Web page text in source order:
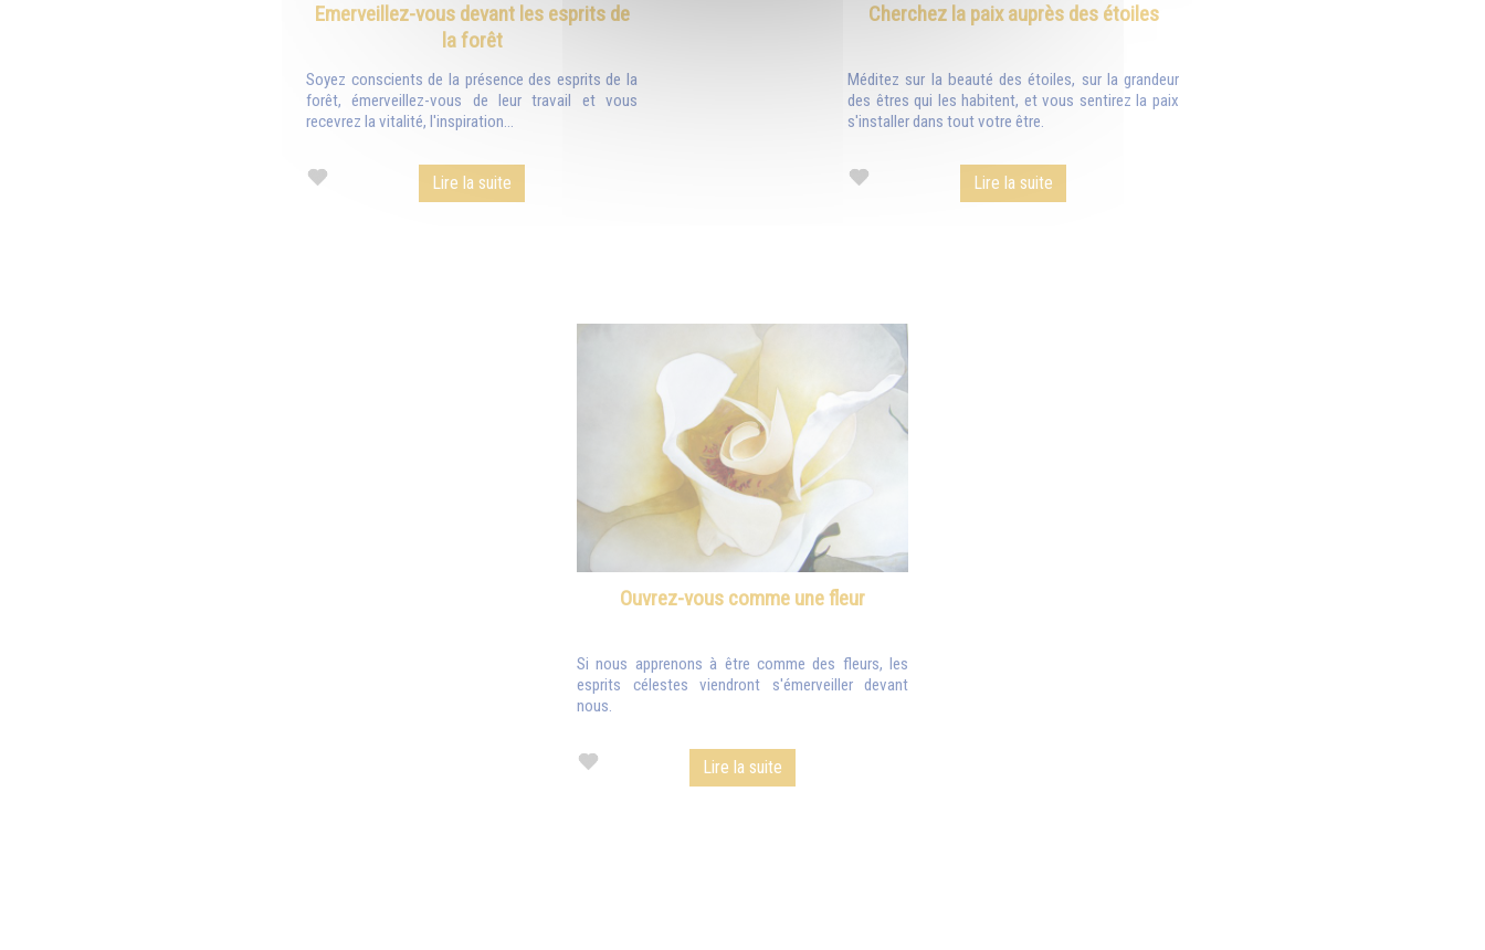
Emerveillez-vous devant les esprits de
la forêt
Soyez conscients de la présence des esprits de la
forêt, émerveillez-vous de leur travail et vous
recevrez la vitalité, l'inspiration...
Lire la suite
Cherchez la paix auprès des étoiles
Méditez sur la beauté des étoiles, sur la grandeur
des êtres qui les habitent, et vous sentirez la paix
s'installer dans tout votre être.
Lire la suite
Ouvrez-vous comme une fleur
Si nous apprenons à être comme des fleurs, les
esprits célestes viendront s'émerveiller devant
nous.
Lire la suite